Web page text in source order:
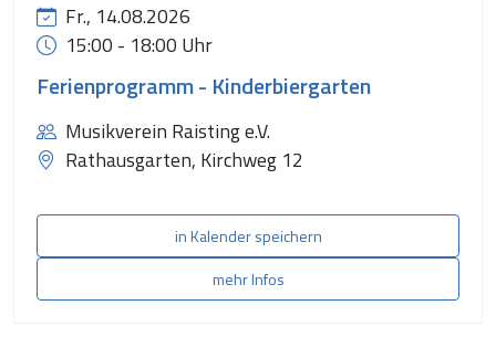
Fr., 14.08.2026
15:00 - 18:00 Uhr
Ferienprogramm - Kinderbiergarten
Musikverein Raisting e.V.
Rathausgarten, Kirchweg 12
mehr Infos
in Kalender speichern